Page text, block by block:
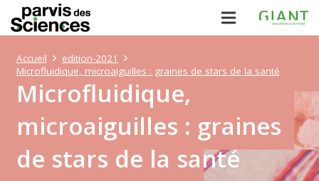
Microfluidique,
microaiguilles : graines
de stars de la santé
Accueil
edition-2021
Microfluidique, microaiguilles : graines de stars de la santé